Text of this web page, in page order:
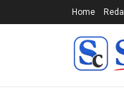
Home